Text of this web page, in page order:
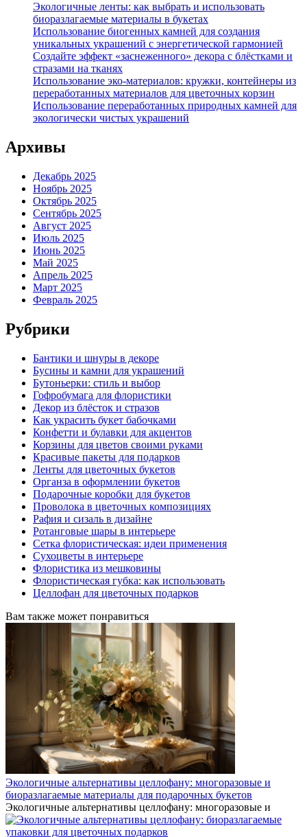
Экологичные ленты: как выбрать и использовать
биоразлагаемые материалы в букетах
Использование биогенных камней для создания
уникальных украшений с энергетической гармонией
Создайте эффект «заснеженного» декора с блёстками и
стразами на тканях
Использование эко-материалов: кружки, контейнеры из
переработанных материалов для цветочных корзин
Использование переработанных природных камней для
экологически чистых украшений
Архивы
Декабрь 2025
Ноябрь 2025
Октябрь 2025
Сентябрь 2025
Август 2025
Июль 2025
Июнь 2025
Май 2025
Апрель 2025
Март 2025
Февраль 2025
Рубрики
Бантики и шнуры в декоре
Бусины и камни для украшений
Бутоньерки: стиль и выбор
Гофробумага для флористики
Декор из блёсток и стразов
Как украсить букет бабочками
Конфетти и булавки для акцентов
Корзины для цветов своими руками
Красивые пакеты для подарков
Ленты для цветочных букетов
Органза в оформлении букетов
Подарочные коробки для букетов
Проволока в цветочных композициях
Рафия и сизаль в дизайне
Ротанговые шары в интерьере
Сетка флористическая: идеи применения
Сухоцветы в интерьере
Флористика из мешковины
Флористическая губка: как использовать
Целлофан для цветочных подарков
Вам также может понравиться
Экологичные альтернативы целлофану: многоразовые и
биоразлагаемые материалы для подарочных букетов
Экологичные альтернативы целлофану: многоразовые и